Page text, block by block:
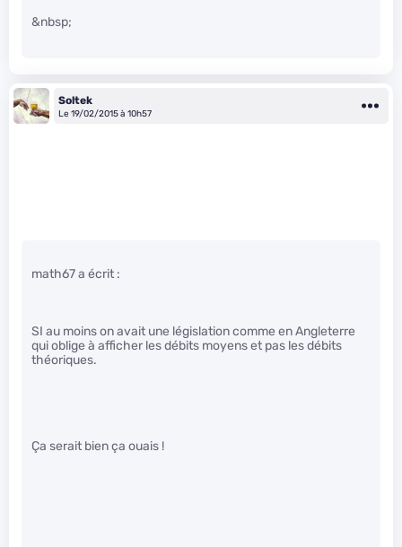
&nbsp;
Soltek
Le 19/02/2015 à 10h57
math67 a écrit :
SI au moins on avait une législation comme en Angleterre
qui oblige à afficher les débits moyens et pas les débits
théoriques.
Ça serait bien ça ouais !